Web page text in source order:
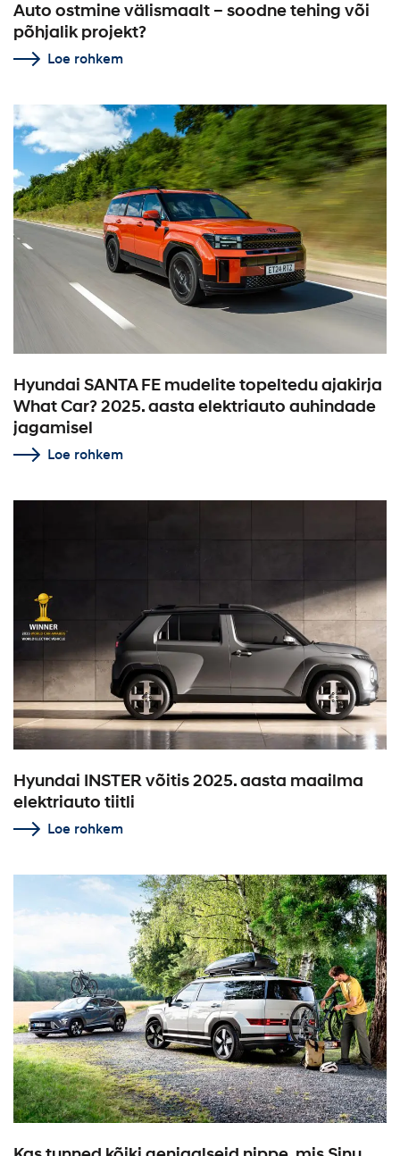
Auto ostmine välismaalt – soodne tehing või
põhjalik projekt?
Loe rohkem
Hyundai SANTA FE mudelite topeltedu ajakirja
What Car? 2025. aasta elektriauto auhindade
jagamisel
Loe rohkem
Hyundai INSTER võitis 2025. aasta maailma
elektriauto tiitli
Loe rohkem